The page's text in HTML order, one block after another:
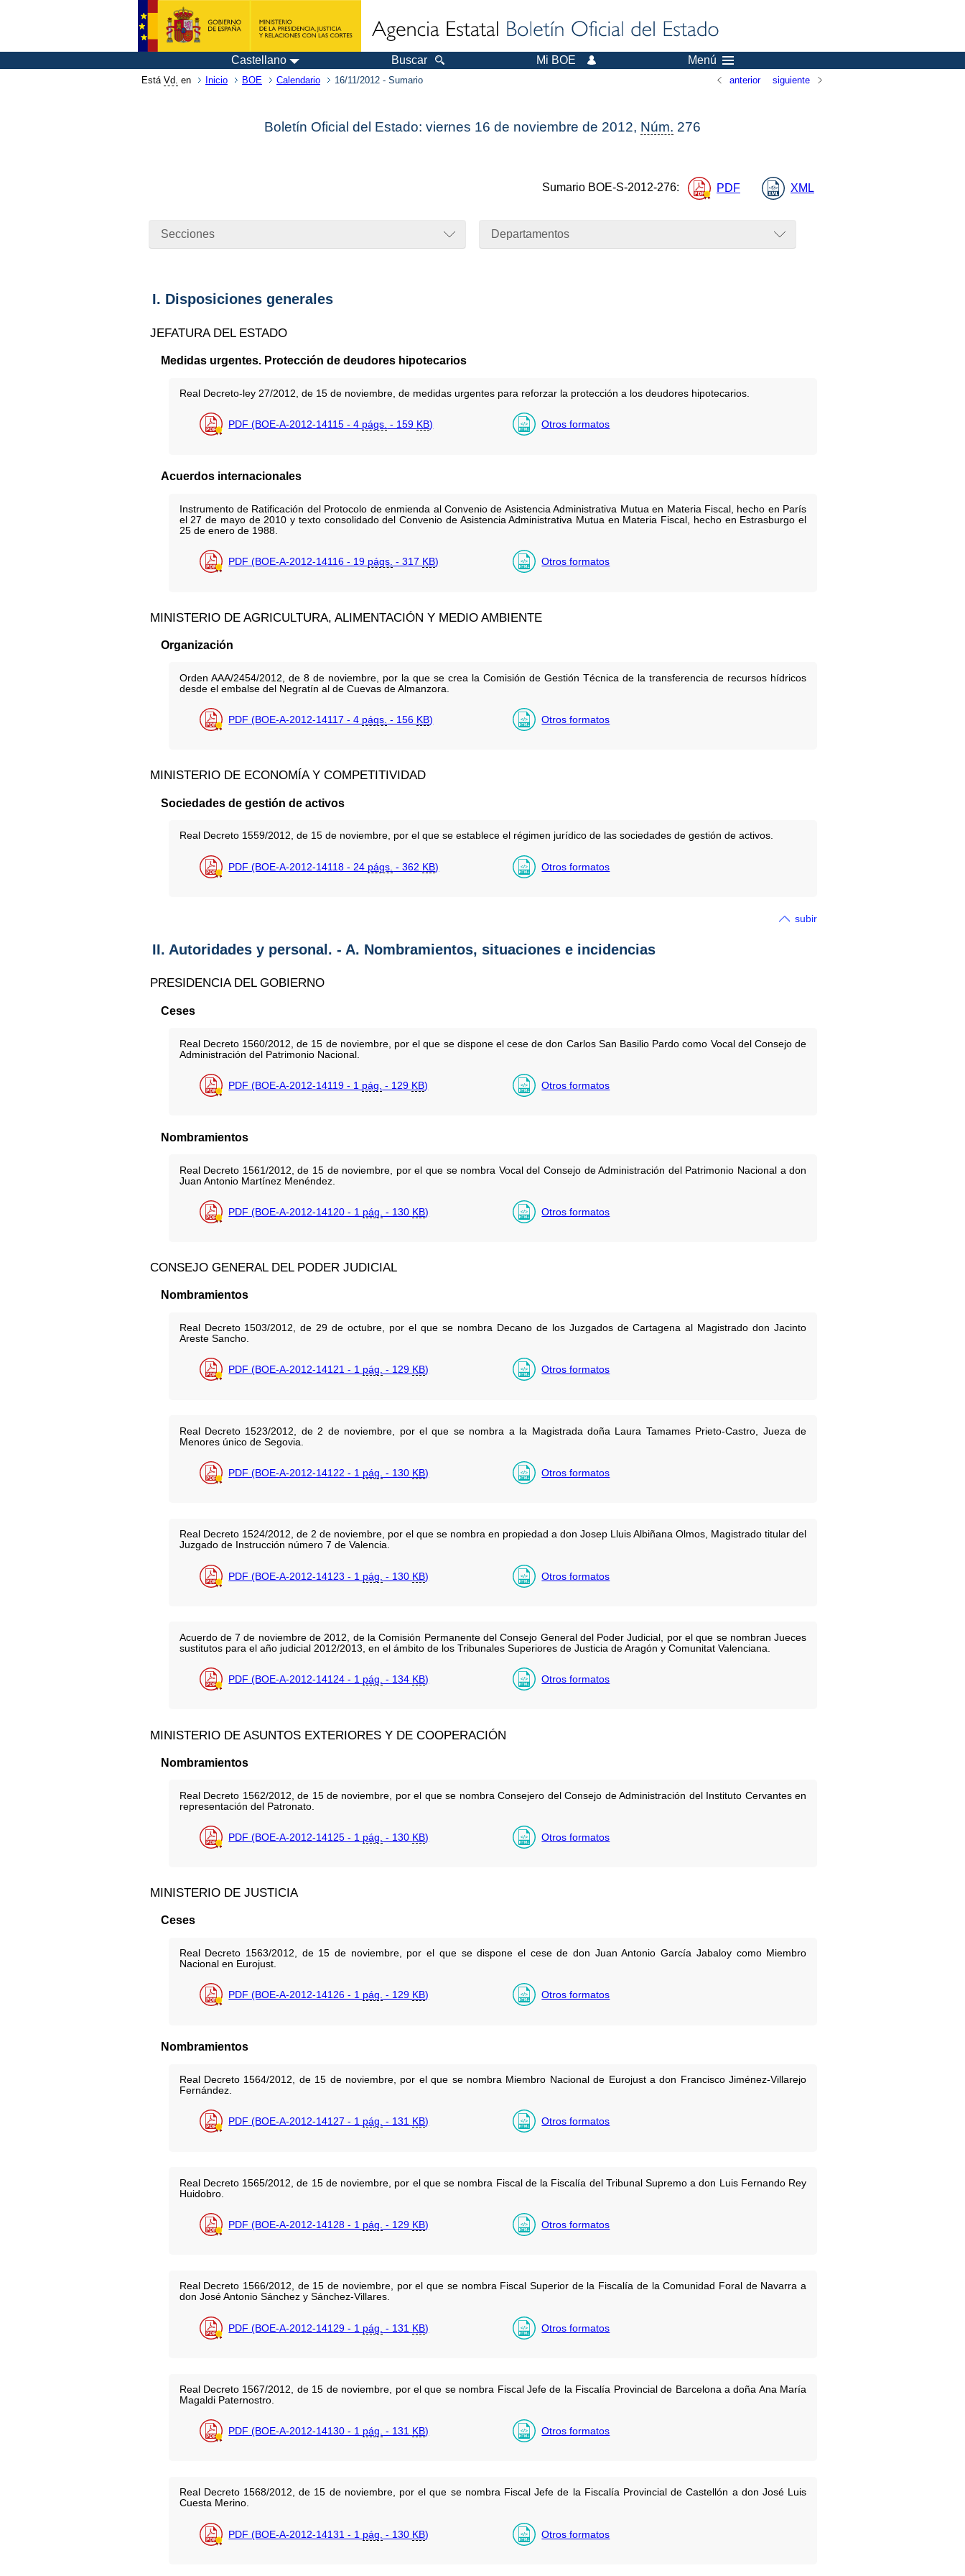
Castellano Buscar Mi BOE Menú
Está Vd. en Inicio BOE Calendario 16/11/2012 - Sumario anterior siguiente
Boletín Oficial del Estado: viernes 16 de noviembre de 2012, Núm. 276
Sumario BOE-S-2012-276: PDF XML
Secciones Departamentos
I. Disposiciones generales
JEFATURA DEL ESTADO
Medidas urgentes. Protección de deudores hipotecarios
Real Decreto-ley 27/2012, de 15 de noviembre, de medidas urgentes para reforzar la protección a los deudores hipotecarios.
PDF (BOE-A-2012-14115 - 4 págs. - 159 KB) Otros formatos
Acuerdos internacionales
Instrumento de Ratificación del Protocolo de enmienda al Convenio de Asistencia Administrativa Mutua en Materia Fiscal, hecho en París
el 27 de mayo de 2010 y texto consolidado del Convenio de Asistencia Administrativa Mutua en Materia Fiscal, hecho en Estrasburgo el
25 de enero de 1988.
PDF (BOE-A-2012-14116 - 19 págs. - 317 KB) Otros formatos
MINISTERIO DE AGRICULTURA, ALIMENTACIÓN Y MEDIO AMBIENTE
Organización
Orden AAA/2454/2012, de 8 de noviembre, por la que se crea la Comisión de Gestión Técnica de la transferencia de recursos hídricos
desde el embalse del Negratín al de Cuevas de Almanzora.
PDF (BOE-A-2012-14117 - 4 págs. - 156 KB) Otros formatos
MINISTERIO DE ECONOMÍA Y COMPETITIVIDAD
Sociedades de gestión de activos
Real Decreto 1559/2012, de 15 de noviembre, por el que se establece el régimen jurídico de las sociedades de gestión de activos.
PDF (BOE-A-2012-14118 - 24 págs. - 362 KB) Otros formatos
subir
II. Autoridades y personal. - A. Nombramientos, situaciones e incidencias
PRESIDENCIA DEL GOBIERNO
Ceses
Real Decreto 1560/2012, de 15 de noviembre, por el que se dispone el cese de don Carlos San Basilio Pardo como Vocal del Consejo de
Administración del Patrimonio Nacional.
PDF (BOE-A-2012-14119 - 1 pág. - 129 KB) Otros formatos
Nombramientos
Real Decreto 1561/2012, de 15 de noviembre, por el que se nombra Vocal del Consejo de Administración del Patrimonio Nacional a don
Juan Antonio Martínez Menéndez.
PDF (BOE-A-2012-14120 - 1 pág. - 130 KB) Otros formatos
CONSEJO GENERAL DEL PODER JUDICIAL
Nombramientos
Real Decreto 1503/2012, de 29 de octubre, por el que se nombra Decano de los Juzgados de Cartagena al Magistrado don Jacinto
Areste Sancho.
PDF (BOE-A-2012-14121 - 1 pág. - 129 KB) Otros formatos
Real Decreto 1523/2012, de 2 de noviembre, por el que se nombra a la Magistrada doña Laura Tamames Prieto-Castro, Jueza de
Menores único de Segovia.
PDF (BOE-A-2012-14122 - 1 pág. - 130 KB) Otros formatos
Real Decreto 1524/2012, de 2 de noviembre, por el que se nombra en propiedad a don Josep Lluis Albiñana Olmos, Magistrado titular del
Juzgado de Instrucción número 7 de Valencia.
PDF (BOE-A-2012-14123 - 1 pág. - 130 KB) Otros formatos
Acuerdo de 7 de noviembre de 2012, de la Comisión Permanente del Consejo General del Poder Judicial, por el que se nombran Jueces
sustitutos para el año judicial 2012/2013, en el ámbito de los Tribunales Superiores de Justicia de Aragón y Comunitat Valenciana.
PDF (BOE-A-2012-14124 - 1 pág. - 134 KB) Otros formatos
MINISTERIO DE ASUNTOS EXTERIORES Y DE COOPERACIÓN
Nombramientos
Real Decreto 1562/2012, de 15 de noviembre, por el que se nombra Consejero del Consejo de Administración del Instituto Cervantes en
representación del Patronato.
PDF (BOE-A-2012-14125 - 1 pág. - 130 KB) Otros formatos
MINISTERIO DE JUSTICIA
Ceses
Real Decreto 1563/2012, de 15 de noviembre, por el que se dispone el cese de don Juan Antonio García Jabaloy como Miembro
Nacional en Eurojust.
PDF (BOE-A-2012-14126 - 1 pág. - 129 KB) Otros formatos
Nombramientos
Real Decreto 1564/2012, de 15 de noviembre, por el que se nombra Miembro Nacional de Eurojust a don Francisco Jiménez-Villarejo
Fernández.
PDF (BOE-A-2012-14127 - 1 pág. - 131 KB) Otros formatos
Real Decreto 1565/2012, de 15 de noviembre, por el que se nombra Fiscal de la Fiscalía del Tribunal Supremo a don Luis Fernando Rey
Huidobro.
PDF (BOE-A-2012-14128 - 1 pág. - 129 KB) Otros formatos
Real Decreto 1566/2012, de 15 de noviembre, por el que se nombra Fiscal Superior de la Fiscalía de la Comunidad Foral de Navarra a
don José Antonio Sánchez y Sánchez-Villares.
PDF (BOE-A-2012-14129 - 1 pág. - 131 KB) Otros formatos
Real Decreto 1567/2012, de 15 de noviembre, por el que se nombra Fiscal Jefe de la Fiscalía Provincial de Barcelona a doña Ana María
Magaldi Paternostro.
PDF (BOE-A-2012-14130 - 1 pág. - 131 KB) Otros formatos
Real Decreto 1568/2012, de 15 de noviembre, por el que se nombra Fiscal Jefe de la Fiscalía Provincial de Castellón a don José Luis
Cuesta Merino.
PDF (BOE-A-2012-14131 - 1 pág. - 130 KB) Otros formatos